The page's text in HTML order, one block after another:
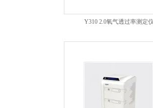
Y310 2.0氧气透过率测定